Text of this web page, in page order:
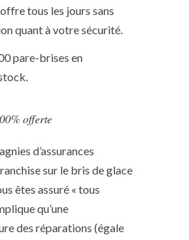
tous les jours sans
quant à votre sécurité.
pare-brises en
offerte
d’assurances
sur le bris de glace
êtes assuré « tous
qu’une
des réparations (égale